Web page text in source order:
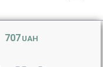
707 UAH